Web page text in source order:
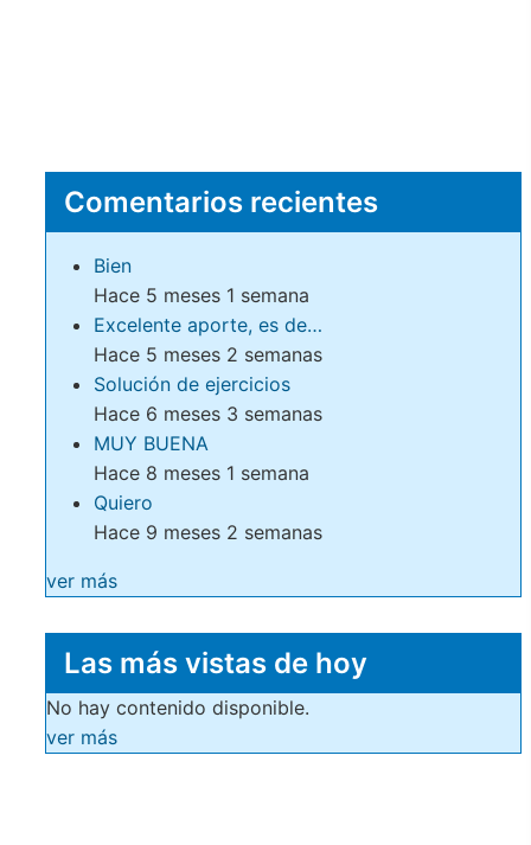
Comentarios recientes
Bien
Hace 5 meses 1 semana
Excelente aporte, es de…
Hace 5 meses 2 semanas
Solución de ejercicios
Hace 6 meses 3 semanas
MUY BUENA
Hace 8 meses 1 semana
Quiero
Hace 9 meses 2 semanas
ver más
Las más vistas de hoy
No hay contenido disponible.
ver más